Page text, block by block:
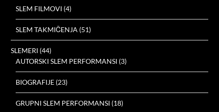
SLEM FILMOVI (4)
SLEM TAKMIČENJA (51)
SLEMERI (44)
AUTORSKI SLEM PERFORMANSI (3)
BIOGRAFIJE (23)
GRUPNI SLEM PERFORMANSI (18)